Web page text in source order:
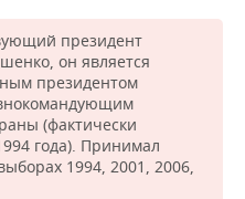
президент
он является
президентом
(фактически
года). Принимал
1994, 2001, 2006,